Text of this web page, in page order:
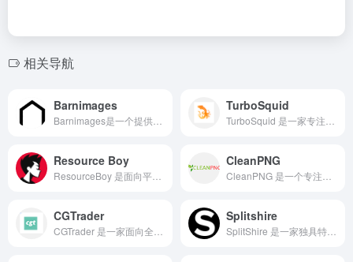
相关导航
Barnimages TurboSquid
Resource Boy CleanPNG
CGTrader Splitshire